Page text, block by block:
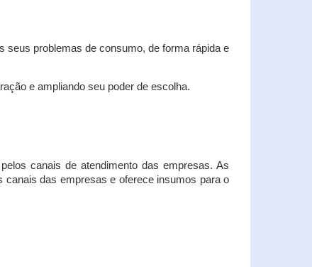
seus problemas de consumo, de forma rápida e
e ampliando seu poder de escolha.
canais de atendimento das empresas. As
canais das empresas e oferece insumos para o